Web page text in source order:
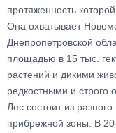
протяженность
Она охватывает
Днепропетровской
площадью в 15 тыс.
растений и дикими
редкостными и строго
Лес состоит из
прибрежной зоны. В 20